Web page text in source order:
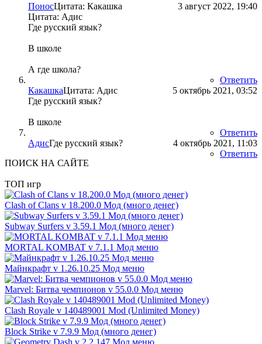
Понос
3 август 2022, 19:40
Цитата: Какашка
Цитата: Адис
Где русский язык?
В школе
А где школа?
Ответить
Какашка
5 октябрь 2021, 03:52
Цитата: Адис
Где русский язык?
В школе
Ответить
Адис
4 октябрь 2021, 11:03
Где русский язык?
Ответить
ПОИСК НА САЙТЕ
ТОП игр
Clash of Clans v 18.200.0 Мод (много денег)
Subway Surfers v 3.59.1 Мод (много денег)
MORTAL KOMBAT v 7.1.1 Мод меню
Майнкрафт v 1.26.10.25 Мод меню
Marvel: Битва чемпионов v 55.0.0 Мод меню
Clash Royale v 140489001 Mod (Unlimited Money)
Block Strike v 7.9.9 Мод (много денег)